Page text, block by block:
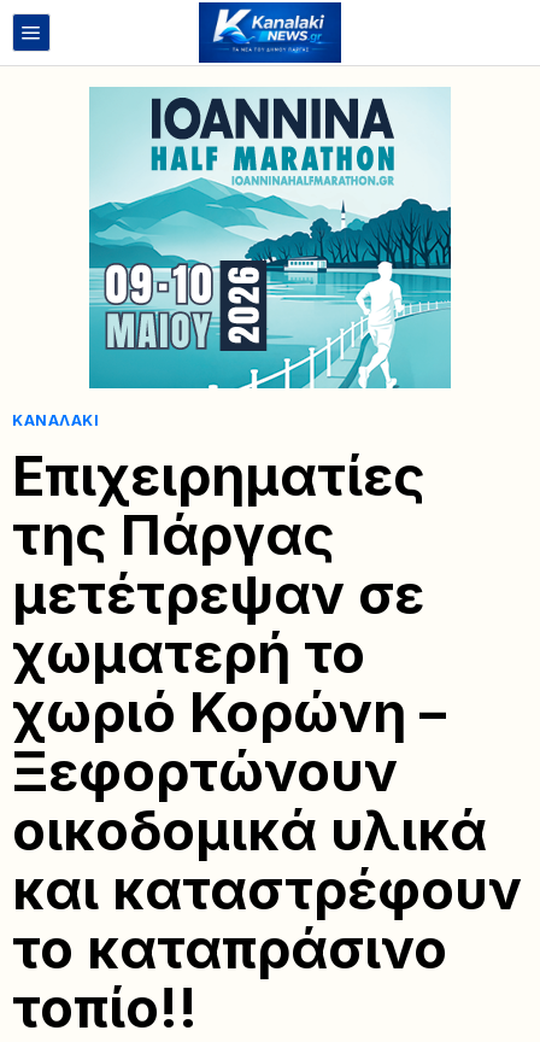
ΚΑΝΑΛΆΚΙ
Επιχειρηματίες
της Πάργας
μετέτρεψαν σε
χωματερή το
χωριό Κορώνη –
Ξεφορτώνουν
οικοδομικά υλικά
και καταστρέφουν
το καταπράσινο
τοπίο!!